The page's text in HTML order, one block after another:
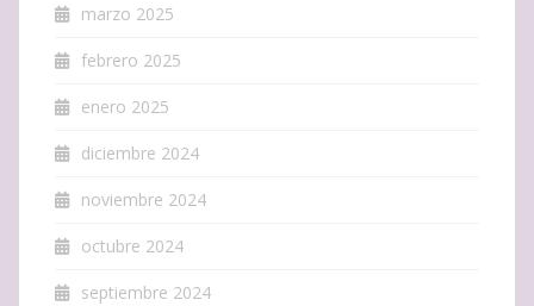
marzo 2025
febrero 2025
enero 2025
diciembre 2024
noviembre 2024
octubre 2024
septiembre 2024